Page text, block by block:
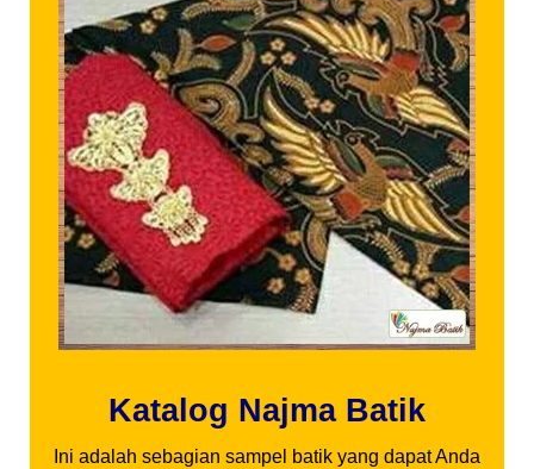
Katalog Najma Batik
Ini adalah sebagian sampel batik yang dapat Anda